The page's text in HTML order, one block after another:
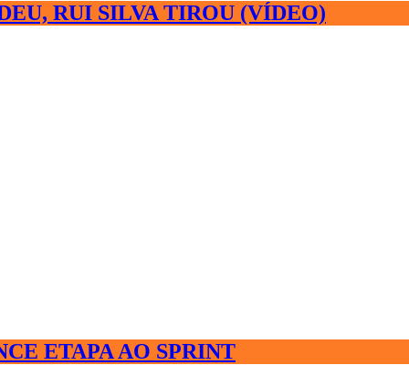
RUI SILVA TIROU (VÍDEO)
ETAPA AO SPRINT